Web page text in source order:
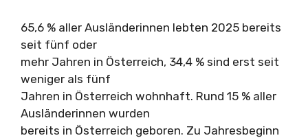
65,6 % aller Ausländerinnen lebten 2025 bereits
seit fünf oder
mehr Jahren in Österreich, 34,4 % sind erst seit
weniger als fünf
Jahren in Österreich wohnhaft. Rund 15 % aller
Ausländerinnen wurden
bereits in Österreich geboren. Zu Jahresbeginn